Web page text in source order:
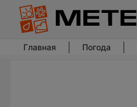
Главная Погода